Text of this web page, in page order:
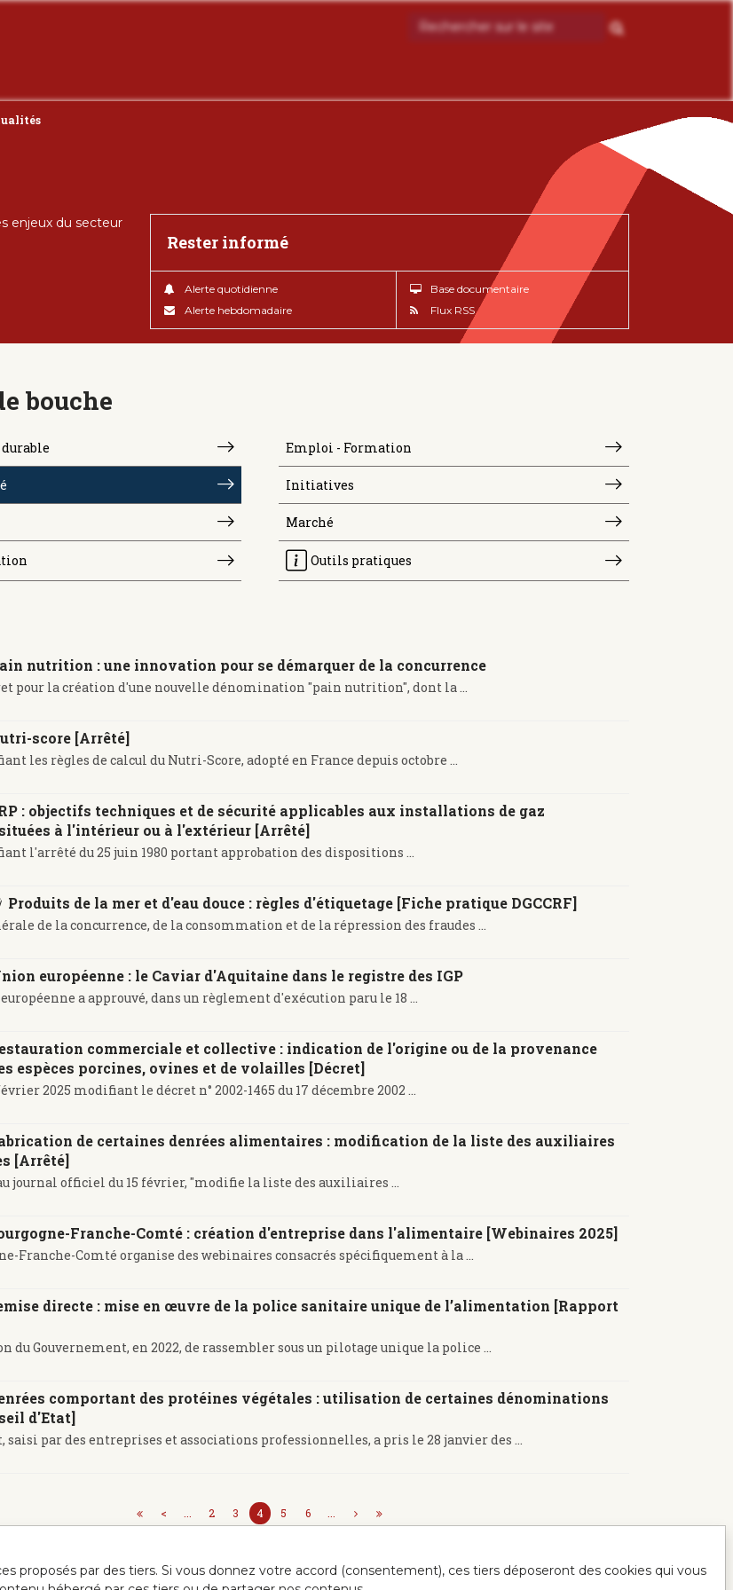
enjeux du secteur
Rester informé
Alerte quotidienne
Alerte hebdomadaire
Base documentaire
Flux RSS
bouche
Emploi - Formation
Initiatives
Marché
Outils pratiques
nutrition : une innovation pour se démarquer de la concurrence
pour la création d'une nouvelle dénomination "pain nutrition", dont la ...
score [Arrêté]
les règles de calcul du Nutri-Score, adopté en France depuis octobre ...
: objectifs techniques et de sécurité applicables aux installations de gaz
à l'intérieur ou à l'extérieur [Arrêté]
l'arrêté du 25 juin 1980 portant approbation des dispositions ...
Produits de la mer et d'eau douce : règles d'étiquetage [Fiche pratique DGCCRF]
de la concurrence, de la consommation et de la répression des fraudes ...
européenne : le Caviar d'Aquitaine dans le registre des IGP
a approuvé, dans un règlement d'exécution paru le 18 ...
commerciale et collective : indication de l'origine ou de la provenance
espèces porcines, ovines et de volailles [Décret]
2025 modifiant le décret n° 2002-1465 du 17 décembre 2002 ...
de certaines denrées alimentaires : modification de la liste des auxiliaires
[Arrêté]
journal officiel du 15 février, "modifie la liste des auxiliaires ...
Franche-Comté : création d'entreprise dans l'alimentaire [Webinaires 2025]
Franche-Comté organise des webinaires consacrés spécifiquement à la ...
directe : mise en œuvre de la police sanitaire unique de l’alimentation [Rapport
du Gouvernement, en 2022, de rassembler sous un pilotage unique la police ...
comportant des protéines végétales : utilisation de certaines dénominations
d'Etat]
saisi par des entreprises et associations professionnelles, a pris le 28 janvier des ...
< 2 3 4 5 6
proposés par des tiers. Si vous donnez votre accord (consentement), ces tiers déposeront des cookies qui vous